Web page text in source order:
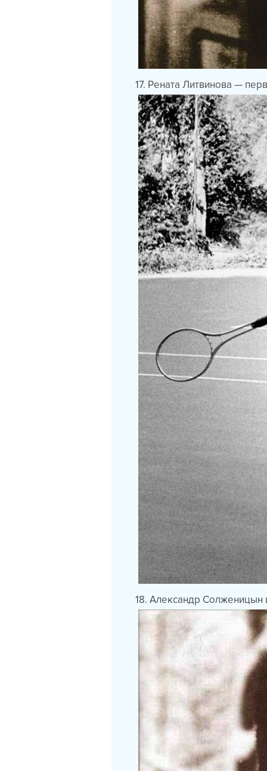
17. Рената Литвинова —
18. Александр Солженицын